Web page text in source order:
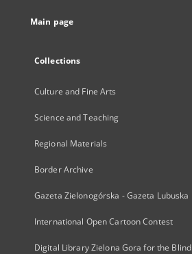
Main page
Collections
Culture and Fine Arts
Science and Teaching
Regional Materials
Border Archive
Gazeta Zielonogórska - Gazeta Lubuska
International Open Cartoon Contest
Digital Library Zielona Gora for the Blind